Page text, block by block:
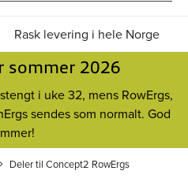
Rask levering i hele Norge
sommer 2026
i uke 32, mens RowErgs,
sendes som normalt. God
Deler til Concept2 RowErgs